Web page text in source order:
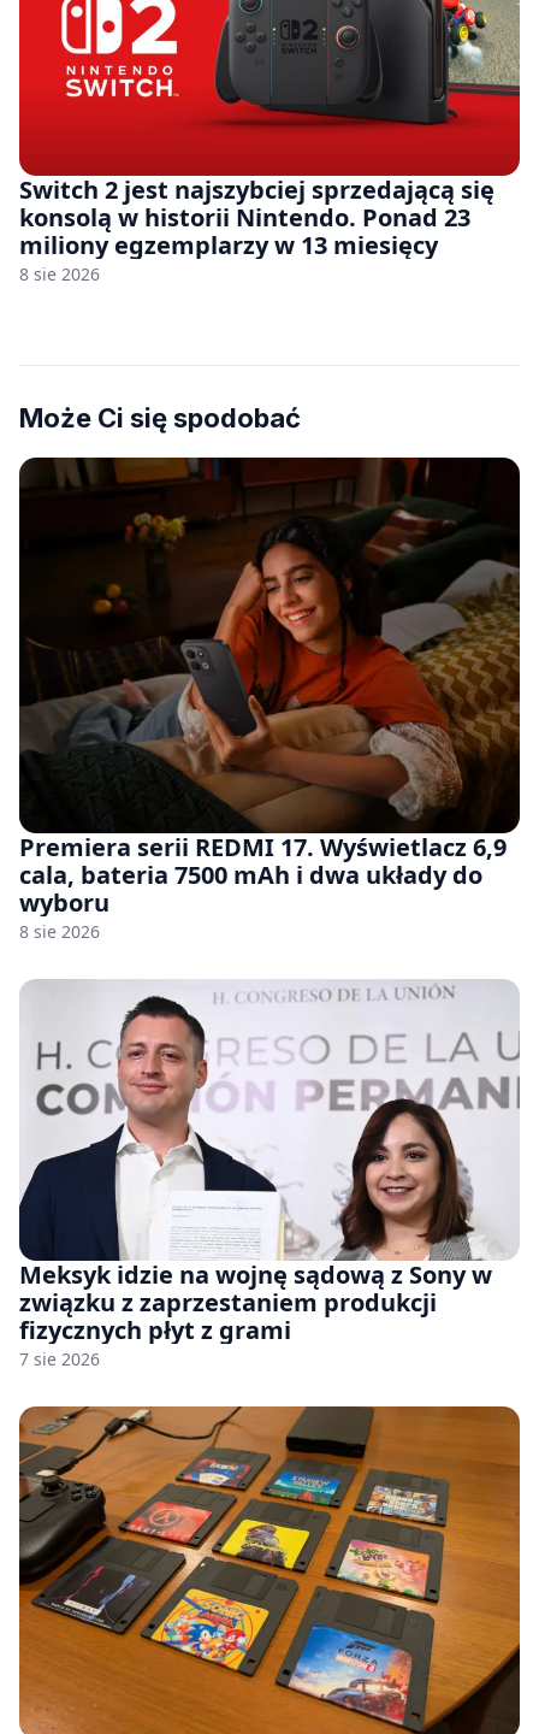
Switch 2 jest najszybciej sprzedającą się
konsolą w historii Nintendo. Ponad 23
miliony egzemplarzy w 13 miesięcy
8 sie 2026
Może Ci się spodobać
Premiera serii REDMI 17. Wyświetlacz 6,9
cala, bateria 7500 mAh i dwa układy do
wyboru
8 sie 2026
Meksyk idzie na wojnę sądową z Sony w
związku z zaprzestaniem produkcji
fizycznych płyt z grami
7 sie 2026